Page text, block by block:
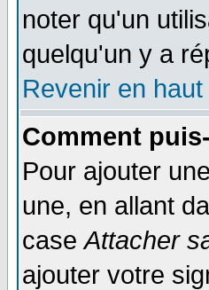
noter qu'un
quelqu'un y a
Revenir en haut
Comment
Pour ajouter
une, en allant
caseAttacher
ajouter votre